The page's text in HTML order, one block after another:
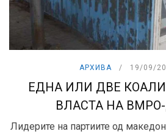
АРХИВА 19/09/
ЕДНА ИЛИ ДВЕ
ВЛАСТА НА
Лидерите на партиите од